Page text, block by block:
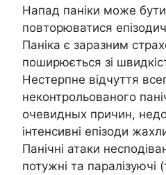
Напад паніки може
повторюватися
Паніка є заразним
поширюється зі
Нестерпне відчуття
неконтрольованого
очевидных причин,
інтенсивні епізоди
Панічні атаки
потужні та паралізуючі